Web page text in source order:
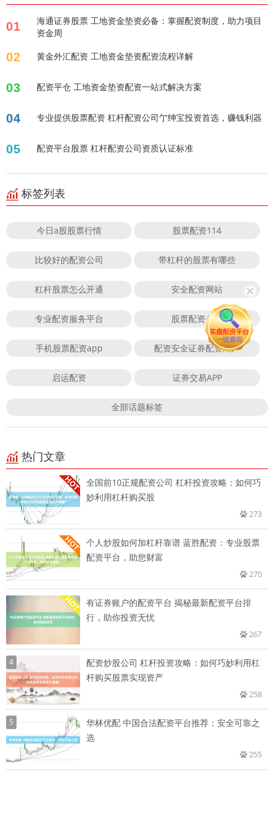
01
海通证券股票 工地资金垫资必备：掌握配资制度，助力项目
资金周
02 黄金外汇配资 工地资金垫资配资流程详解
03 配资平仓 工地资金垫资配资一站式解决方案
04 专业提供股票配资 杠杆配资公司亇绅宝投资首选，赚钱利器
05 配资平台股票 杠杆配资公司资质认证标准
标签列表
今日a股股票行情 股票配资114
比较好的配资公司 带杠杆的股票有哪些
杠杆股票怎么开通 安全配资网站
专业配资服务平台 股票配资公司
手机股票配资app 配资安全证券配资门户
启运配资 证券交易APP
全部话题标签
热门文章
全国前10正规配资公司 杠杆投资攻略：如何巧
妙利用杠杆购买股
273
个人炒股如何加杠杆靠谱 蓝胜配资：专业股票
配资平台，助您财富
270
有证券账户的配资平台 揭秘最新配资平台排
行，助你投资无忧
267
4
配资炒股公司 杠杆投资攻略：如何巧妙利用杠
杆购买股票实现资产
258
5
华林优配 中国合法配资平台推荐：安全可靠之
选
255